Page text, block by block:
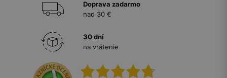
Doprava zadarmo
nad 30 €
30 dní
na vrátenie